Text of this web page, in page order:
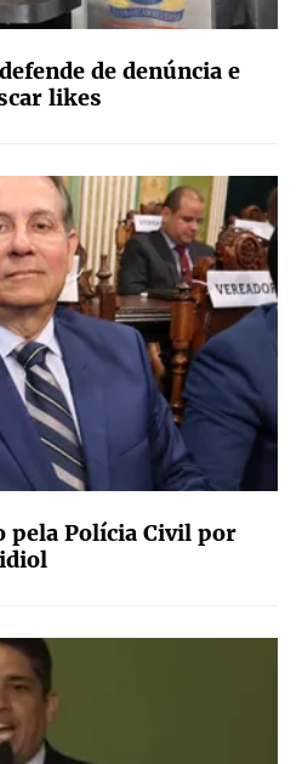
de denúncia e
likes
pela Polícia Civil por